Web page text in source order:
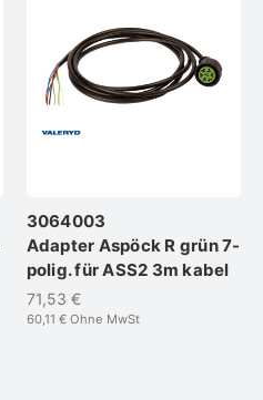
3064003
Adapter Aspöck R grün 7-
polig. für ASS2 3m kabel
71,53 €
60,11 €Ohne MwSt